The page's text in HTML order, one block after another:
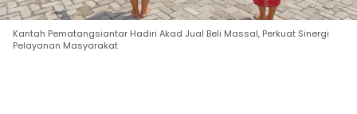
Kantah Pematangsiantar Hadiri Akad Jual Beli Massal, Perkuat Sinergi
Pelayanan Masyarakat